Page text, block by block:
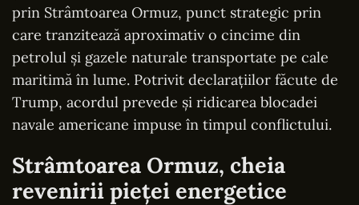
prin Strâmtoarea Ormuz, punct strategic prin
care tranzitează aproximativ o cincime din
petrolul și gazele naturale transportate pe cale
maritimă în lume. Potrivit declarațiilor făcute de
Trump, acordul prevede și ridicarea blocadei
navale americane impuse în timpul conflictului.
Strâmtoarea Ormuz, cheia
revenirii pieței energetice